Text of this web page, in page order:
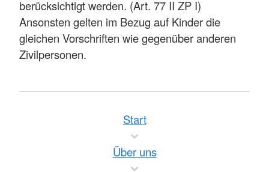
berücksichtigt werden. (Art. 77 II ZP I)
Ansonsten gelten im Bezug auf Kinder die
gleichen Vorschriften wie gegenüber anderen
Zivilpersonen.
Start
Über uns